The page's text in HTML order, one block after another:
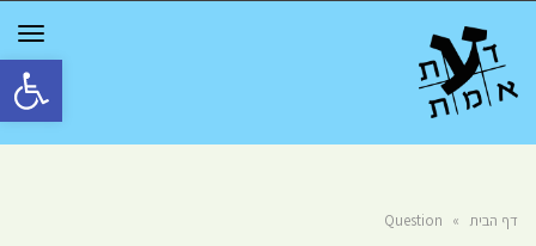
פתח
דף הבית »
Question